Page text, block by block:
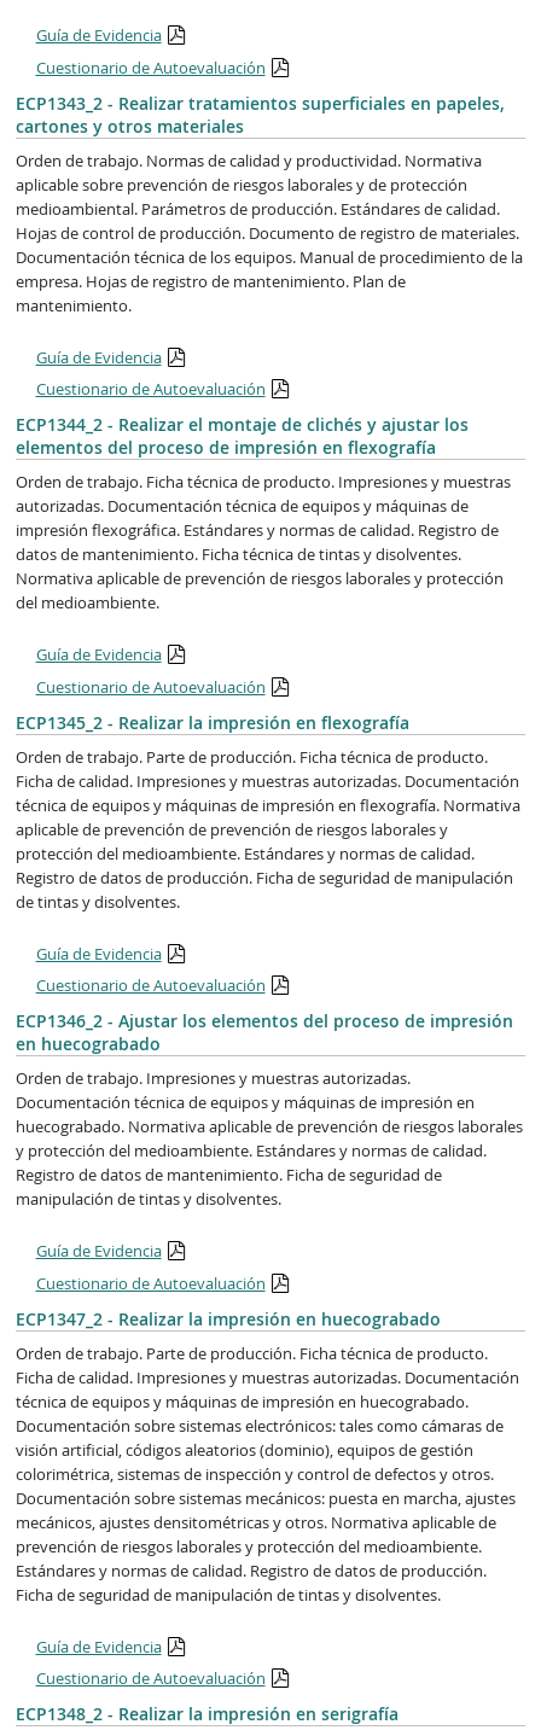
Guía de Evidencia
Cuestionario de Autoevaluación
ECP1343_2 - Realizar tratamientos superficiales en papeles,
cartones y otros materiales
Orden de trabajo. Normas de calidad y productividad. Normativa
aplicable sobre prevención de riesgos laborales y de protección
medioambiental. Parámetros de producción. Estándares de calidad.
Hojas de control de producción. Documento de registro de materiales.
Documentación técnica de los equipos. Manual de procedimiento de la
empresa. Hojas de registro de mantenimiento. Plan de
mantenimiento.
Guía de Evidencia
Cuestionario de Autoevaluación
ECP1344_2 - Realizar el montaje de clichés y ajustar los
elementos del proceso de impresión en flexografía
Orden de trabajo. Ficha técnica de producto. Impresiones y muestras
autorizadas. Documentación técnica de equipos y máquinas de
impresión flexográfica. Estándares y normas de calidad. Registro de
datos de mantenimiento. Ficha técnica de tintas y disolventes.
Normativa aplicable de prevención de riesgos laborales y protección
del medioambiente.
Guía de Evidencia
Cuestionario de Autoevaluación
ECP1345_2 - Realizar la impresión en flexografía
Orden de trabajo. Parte de producción. Ficha técnica de producto.
Ficha de calidad. Impresiones y muestras autorizadas. Documentación
técnica de equipos y máquinas de impresión en flexografía. Normativa
aplicable de prevención de prevención de riesgos laborales y
protección del medioambiente. Estándares y normas de calidad.
Registro de datos de producción. Ficha de seguridad de manipulación
de tintas y disolventes.
Guía de Evidencia
Cuestionario de Autoevaluación
ECP1346_2 - Ajustar los elementos del proceso de impresión
en huecograbado
Orden de trabajo. Impresiones y muestras autorizadas.
Documentación técnica de equipos y máquinas de impresión en
huecograbado. Normativa aplicable de prevención de riesgos laborales
y protección del medioambiente. Estándares y normas de calidad.
Registro de datos de mantenimiento. Ficha de seguridad de
manipulación de tintas y disolventes.
Guía de Evidencia
Cuestionario de Autoevaluación
ECP1347_2 - Realizar la impresión en huecograbado
Orden de trabajo. Parte de producción. Ficha técnica de producto.
Ficha de calidad. Impresiones y muestras autorizadas. Documentación
técnica de equipos y máquinas de impresión en huecograbado.
Documentación sobre sistemas electrónicos: tales como cámaras de
visión artificial, códigos aleatorios (dominio), equipos de gestión
colorimétrica, sistemas de inspección y control de defectos y otros.
Documentación sobre sistemas mecánicos: puesta en marcha, ajustes
mecánicos, ajustes densitométricas y otros. Normativa aplicable de
prevención de riesgos laborales y protección del medioambiente.
Estándares y normas de calidad. Registro de datos de producción.
Ficha de seguridad de manipulación de tintas y disolventes.
Guía de Evidencia
Cuestionario de Autoevaluación
ECP1348_2 - Realizar la impresión en serigrafía